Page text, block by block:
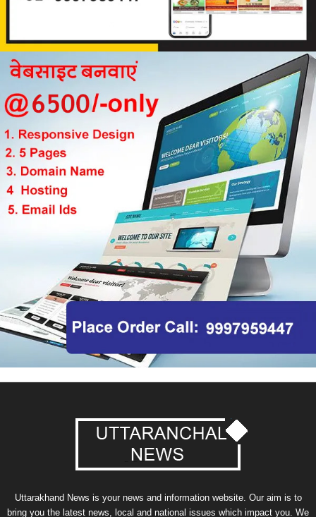
Uttarakhand News is your news and information website. Our aim is to
bring you the latest news, local and national issues which impact you. We